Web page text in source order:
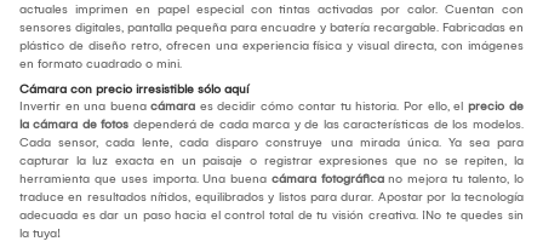
actuales imprimen en papel especial con tintas activadas por calor. Cuentan con
sensores digitales, pantalla pequeña para encuadre y batería recargable. Fabricadas en
plástico de diseño retro, ofrecen una experiencia física y visual directa, con imágenes
en formato cuadrado o mini.
Cámara con precio irresistible sólo aquí
Invertir en una buena cámara es decidir cómo contar tu historia. Por ello, el precio de
la cámara de fotos dependerá de cada marca y de las características de los modelos.
Cada sensor, cada lente, cada disparo construye una mirada única. Ya sea para
capturar la luz exacta en un paisaje o registrar expresiones que no se repiten, la
herramienta que uses importa. Una buena cámara fotográfica no mejora tu talento, lo
traduce en resultados nítidos, equilibrados y listos para durar. Apostar por la tecnología
adecuada es dar un paso hacia el control total de tu visión creativa. ¡No te quedes sin
la tuya!